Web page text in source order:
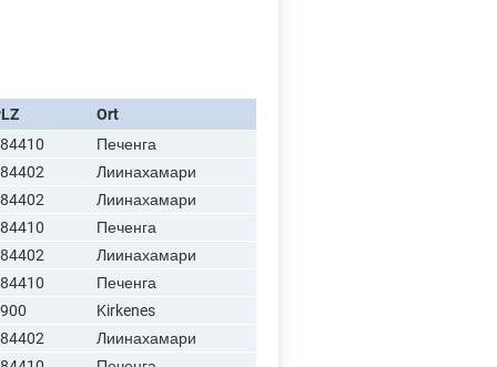
Ort
Печенга
Лиинахамари
Лиинахамари
Печенга
Лиинахамари
Печенга
Kirkenes
Лиинахамари